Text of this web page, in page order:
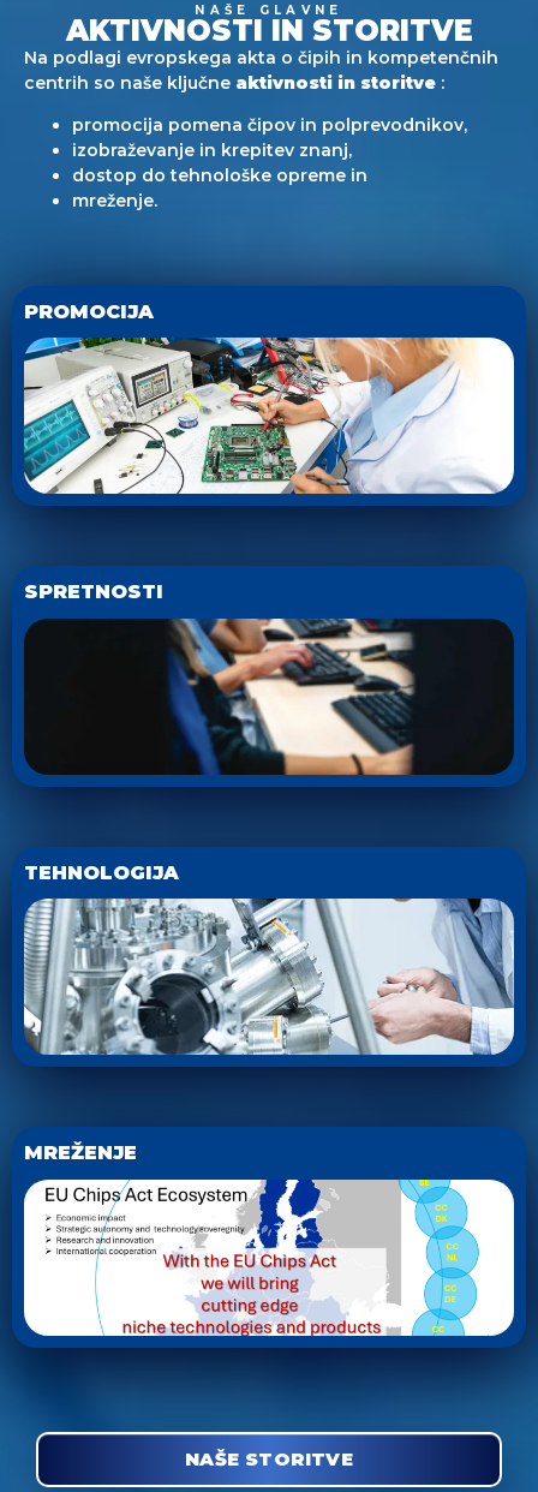
NAŠE GLAVNE
AKTIVNOSTI IN STORITVE
Na podlagi evropskega akta o čipih in kompetenčnih
centrih so naše ključne aktivnosti in storitve :
promocija pomena čipov in polprevodnikov,
izobraževanje in krepitev znanj,
dostop do tehnološke opreme in
mreženje.
PROMOCIJA
SPRETNOSTI
TEHNOLOGIJA
MREŽENJE
NAŠE STORITVE